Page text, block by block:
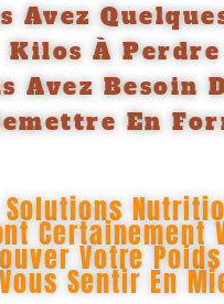
Avez
Kilos À
Avez Besoin
En
Solutions
Certainement
Votre
Sentir En